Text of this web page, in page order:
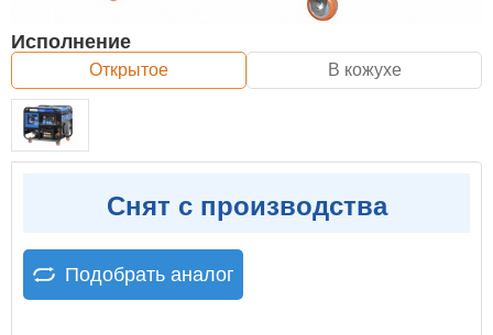
Исполнение
Открытое В кожухе
Снят с производства
Подобрать аналог